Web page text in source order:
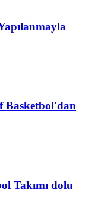
Basketbol'dan
Takımı dolu